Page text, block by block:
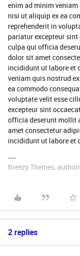
enim ad minim
nisi ut aliquip ex ea
reprehenderit in
pariatur excepteur
culpa qui officia
dolor sit amet
incididunt ut labore et
veniam quis nostrud
ea commodo
voluptate velit esse
excepteur sint
officia deserunt mollit
amet consectetur
incididunt ut labore et
Breezy Themes,
2 replies